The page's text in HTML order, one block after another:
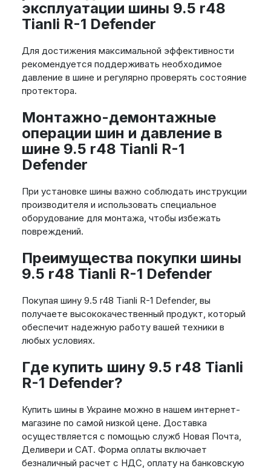
эксплуатации шины 9.5 r48
Tianli R-1 Defender
Для достижения максимальной эффективности
рекомендуется поддерживать необходимое
давление в шине и регулярно проверять состояние
протектора.
Монтажно-демонтажные
операции шин и давление в
шине 9.5 r48 Tianli R-1
Defender
При установке шины важно соблюдать инструкции
производителя и использовать специальное
оборудование для монтажа, чтобы избежать
повреждений.
Преимущества покупки шины
9.5 r48 Tianli R-1 Defender
Покупая шину 9.5 r48 Tianli R-1 Defender, вы
получаете высококачественный продукт, который
обеспечит надежную работу вашей техники в
любых условиях.
Где купить шину 9.5 r48 Tianli
R-1 Defender?
Купить шины в Украине можно в нашем интернет-
магазине по самой низкой цене. Доставка
осуществляется с помощью служб Новая Почта,
Деливери и САТ. Форма оплаты включает
безналичный расчет с НДС, оплату на банковскую